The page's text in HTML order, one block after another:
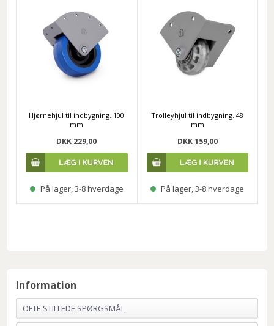
Hjørnehjul til indbygning. 100
mm
DKK 229,00
På lager, 3-8 hverdage
Trolleyhjul til indbygning. 48
mm
DKK 159,00
På lager, 3-8 hverdage
Information
OFTE STILLEDE SPØRGSMÅL